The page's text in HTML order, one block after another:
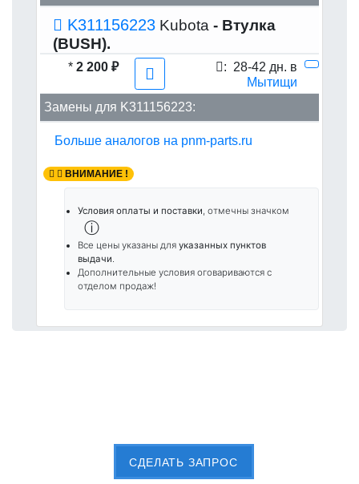
K311156223 Kubota - Втулка
(BUSH).
* 2 200 ₽ : 28-42 дн. в
Мытищи
Замены для K311156223:
Больше аналогов на pnm-parts.ru
ВНИМАНИЕ !
Условия оплаты и поставки, отмечны значком
ⓘ
Все цены указаны для указанных пунктов
выдачи.
Дополнительные условия оговариваются с
отделом продаж!
CДЕЛАТЬ ЗАПРОС